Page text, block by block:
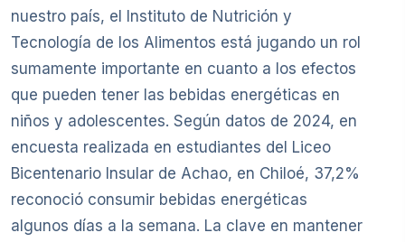
nuestro país, el Instituto de Nutrición y
Tecnología de los Alimentos está jugando un rol
sumamente importante en cuanto a los efectos
que pueden tener las bebidas energéticas en
niños y adolescentes. Según datos de 2024, en
encuesta realizada en estudiantes del Liceo
Bicentenario Insular de Achao, en Chiloé, 37,2%
reconoció consumir bebidas energéticas
algunos días a la semana. La clave en mantener